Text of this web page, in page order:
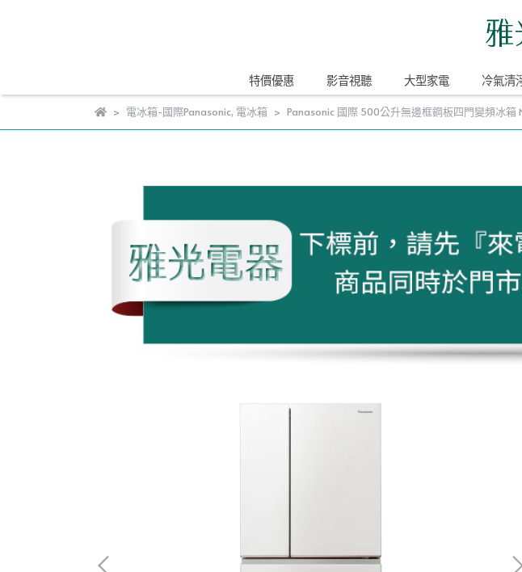
特價優惠 影音視聽 大型家電 冷氣清
電冰箱-國際Panasonic, 電冰箱 Panasonic 國際 500公升無邊框鋼板四門變頻冰箱